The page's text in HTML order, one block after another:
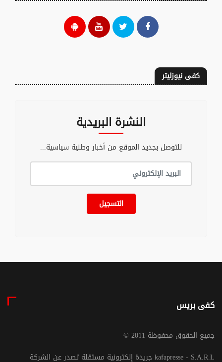
كفى نيوزليتر
النشرة البريدية
للتوصل بجديد الموقع من أخبار وطنية سياسية...
التسجيل
كفى بريس
© جميع الحقوق محفوظة 2011
جريدة إلكترونية مستقلة تصدر عن الشركة kafapresse - S.A.R.L